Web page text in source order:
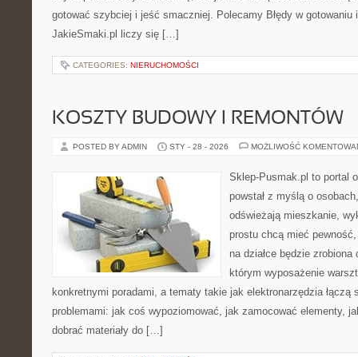
gotować szybciej i jeść smaczniej. Polecamy Błędy w gotowaniu
JakieSmaki.pl liczy się […]
CATEGORIES: NIERUCHOMOŚCI
KOSZTY BUDOWY I REMONTÓW
POSTED BY ADMIN STY - 28 - 2026 MOŻLIWOŚĆ
Sklep-Pusmak.pl to portal
powstał z myślą o
odświeżają mieszkanie,
prostu chcą mieć
na działce będzie zrobiona
którym wyposażenie
konkretnymi poradami, a tematy takie jak elektronarzędzia łączą
problemami: jak coś wypoziomować, jak zamocować elementy,
dobrać materiały do […]